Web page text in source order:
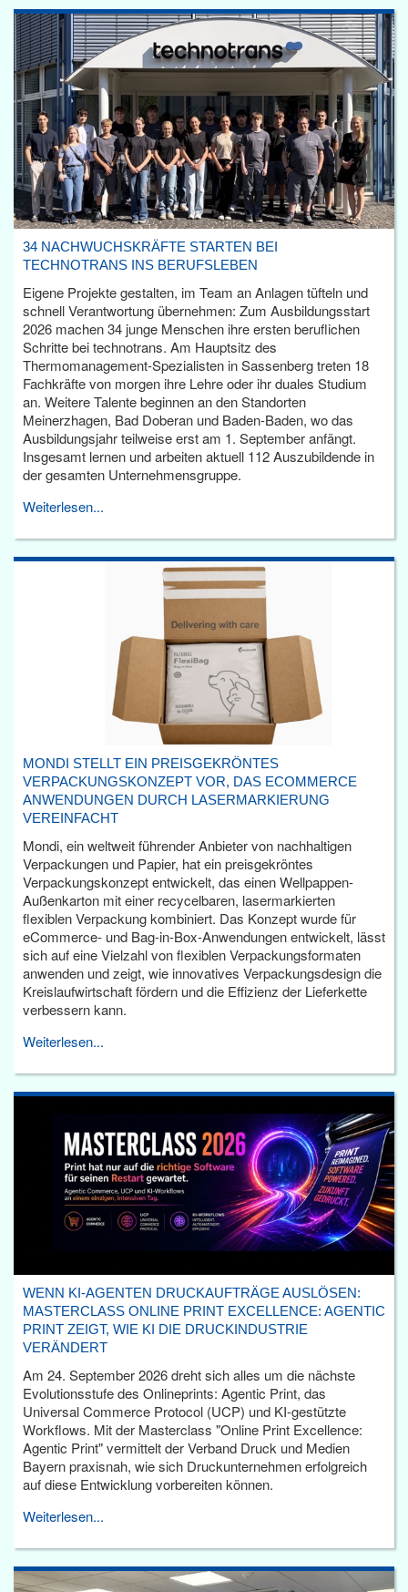
34 NACHWUCHSKRÄFTE STARTEN BEI
TECHNOTRANS INS BERUFSLEBEN
Eigene Projekte gestalten, im Team an Anlagen tüfteln und
schnell Verantwortung übernehmen: Zum Ausbildungsstart
2026 machen 34 junge Menschen ihre ersten beruflichen
Schritte bei technotrans. Am Hauptsitz des
Thermomanagement-Spezialisten in Sassenberg treten 18
Fachkräfte von morgen ihre Lehre oder ihr duales Studium
an. Weitere Talente beginnen an den Standorten
Meinerzhagen, Bad Doberan und Baden-Baden, wo das
Ausbildungsjahr teilweise erst am 1. September anfängt.
Insgesamt lernen und arbeiten aktuell 112 Auszubildende in
der gesamten Unternehmensgruppe.
Weiterlesen...
MONDI STELLT EIN PREISGEKRÖNTES
VERPACKUNGSKONZEPT VOR, DAS ECOMMERCE
ANWENDUNGEN DURCH LASERMARKIERUNG
VEREINFACHT
Mondi, ein weltweit führender Anbieter von nachhaltigen
Verpackungen und Papier, hat ein preisgekröntes
Verpackungskonzept entwickelt, das einen Wellpappen-
Außenkarton mit einer recycelbaren, lasermarkierten
flexiblen Verpackung kombiniert. Das Konzept wurde für
eCommerce- und Bag-in-Box-Anwendungen entwickelt, lässt
sich auf eine Vielzahl von flexiblen Verpackungsformaten
anwenden und zeigt, wie innovatives Verpackungsdesign die
Kreislaufwirtschaft fördern und die Effizienz der Lieferkette
verbessern kann.
Weiterlesen...
WENN KI-AGENTEN DRUCKAUFTRÄGE AUSLÖSEN:
MASTERCLASS ONLINE PRINT EXCELLENCE: AGENTIC
PRINT ZEIGT, WIE KI DIE DRUCKINDUSTRIE
VERÄNDERT
Am 24. September 2026 dreht sich alles um die nächste
Evolutionsstufe des Onlineprints: Agentic Print, das
Universal Commerce Protocol (UCP) und KI-gestützte
Workflows. Mit der Masterclass "Online Print Excellence:
Agentic Print" vermittelt der Verband Druck und Medien
Bayern praxisnah, wie sich Druckunternehmen erfolgreich
auf diese Entwicklung vorbereiten können.
Weiterlesen...